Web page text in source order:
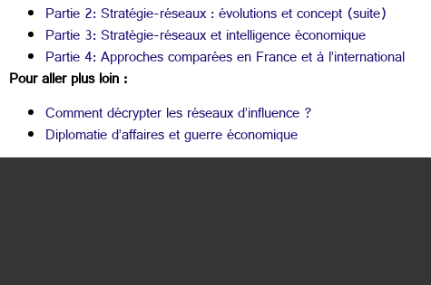
Partie 2: Stratégie-réseaux : évolutions et concept (suite)
Partie 3: Stratégie-réseaux et intelligence économique
Partie 4: Approches comparées en France et à l’international
Pour aller plus loin :
Comment décrypter les réseaux d’influence ?
Diplomatie d’affaires et guerre économique